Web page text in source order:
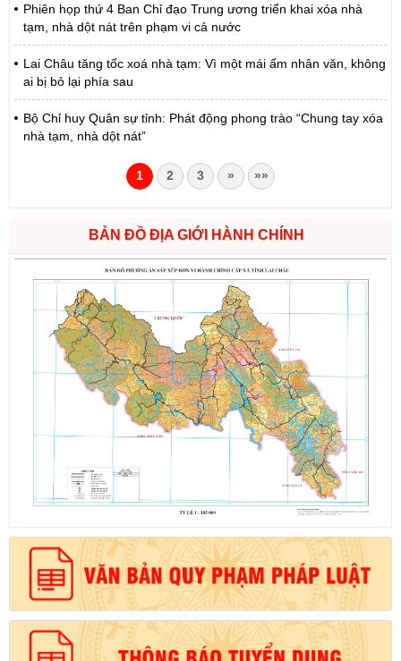
Phiên họp thứ 4 Ban Chỉ đạo Trung ương triển khai xóa nhà
tạm, nhà dột nát trên phạm vi cả nước
Lai Châu tăng tốc xoá nhà tạm: Vì một mái ấm nhân văn, không
ai bị bỏ lại phía sau
Bộ Chỉ huy Quân sự tỉnh: Phát động phong trào “Chung tay xóa
nhà tạm, nhà dột nát”
1 2 3 » »»
BẢN ĐỒ ĐỊA GIỚI HÀNH CHÍNH